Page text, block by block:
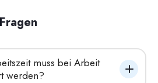
muss bei Arbeit
werden?